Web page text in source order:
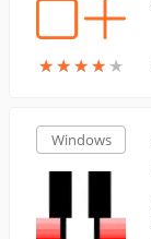
★★★★★
★★★★★
Windows